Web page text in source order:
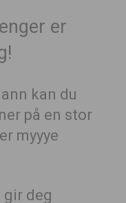
er
kan du
på en stor
myyye
gir deg